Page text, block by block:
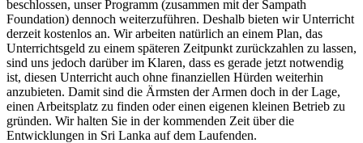
beschlossen, unser Programm (zusammen mit der Sampath
Foundation) dennoch weiterzuführen. Deshalb bieten wir Unterricht
derzeit kostenlos an. Wir arbeiten natürlich an einem Plan, das
Unterrichtsgeld zu einem späteren Zeitpunkt zurückzahlen zu lassen,
sind uns jedoch darüber im Klaren, dass es gerade jetzt notwendig
ist, diesen Unterricht auch ohne finanziellen Hürden weiterhin
anzubieten. Damit sind die Ärmsten der Armen doch in der Lage,
einen Arbeitsplatz zu finden oder einen eigenen kleinen Betrieb zu
gründen. Wir halten Sie in der kommenden Zeit über die
Entwicklungen in Sri Lanka auf dem Laufenden.